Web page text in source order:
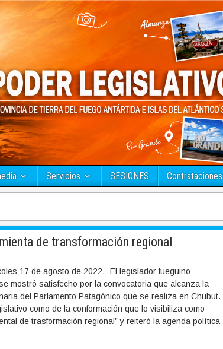
Servicios SESIONES Contrataciones
de transformación regional
17 de agosto de 2022.- El legislador fueguino
mostró satisfecho por la convocatoria que alcanza la
del Parlamento Patagónico que se realiza en Chubut.
como de la conformación que lo visibiliza como
de trasformación regional” y reiteró la agenda política